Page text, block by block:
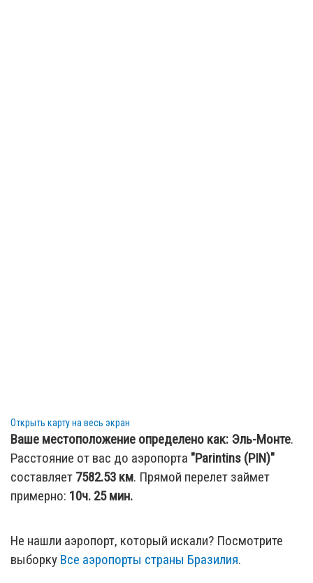
Открыть карту на весь экран
Ваше местоположение определено как: Эль-Монте.
Расстояние от вас до аэропорта "Parintins (PIN)"
составляет 7582.53 км. Прямой перелет займет
примерно: 10ч. 25 мин.
Не нашли аэропорт, который искали? Посмотрите
выборку Все аэропорты страны Бразилия.